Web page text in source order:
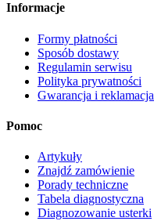
Informacje
Formy płatności
Sposób dostawy
Regulamin serwisu
Polityka prywatności
Gwarancja i reklamacja
Pomoc
Artykuły
Znajdź zamówienie
Porady techniczne
Tabela diagnostyczna
Diagnozowanie usterki